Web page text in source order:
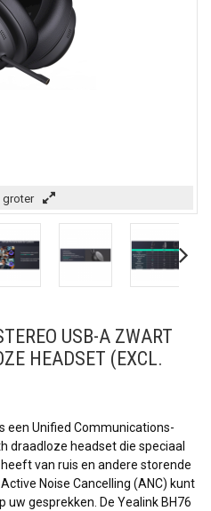
groter
USB-A ZWART
HEADSET (EXCL.
een Unified Communications-
draadloze headset die speciaal
van ruis en andere storende
Noise Cancelling (ANC) kunt
gesprekken. De Yealink BH76